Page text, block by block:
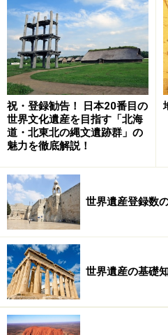
理由はそれが「永遠の絵画
ら。モザイクとは石や陶磁器
貼り付けて描く美術手法。そ
れた輝きは色あせることなく
破片は立体的な膨らみを持ち
が動くごとに、あるいは歩い
キラ輝いて、あでやかな色彩
アのローマやポンペイにはロ
れているが、意匠は単調で色
クを芸術の域にまで高めたの
モザイクの都ラヴェン
祝・登録勧告！ 日本20番目の
世界文化遺産を目指す「北海
道・北東北の縄文遺跡群」の
魅力を徹底解説！
世界遺産登録数
世界遺産の基礎